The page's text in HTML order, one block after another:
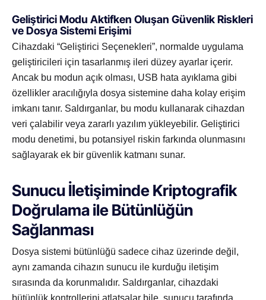
Geliştirici Modu Aktifken Oluşan Güvenlik Riskleri
ve Dosya Sistemi Erişimi
Cihazdaki “Geliştirici Seçenekleri”, normalde uygulama
geliştiricileri için tasarlanmış ileri düzey ayarlar içerir.
Ancak bu modun açık olması, USB hata ayıklama gibi
özellikler aracılığıyla dosya sistemine daha kolay erişim
imkanı tanır. Saldırganlar, bu modu kullanarak cihazdan
veri çalabilir veya zararlı yazılım yükleyebilir. Geliştirici
modu denetimi, bu potansiyel riskin farkında olunmasını
sağlayarak ek bir güvenlik katmanı sunar.
Sunucu İletişiminde Kriptografik
Doğrulama ile Bütünlüğün
Sağlanması
Dosya sistemi bütünlüğü sadece cihaz üzerinde değil,
aynı zamanda cihazın sunucu ile kurduğu iletişim
sırasında da korunmalıdır. Saldırganlar, cihazdaki